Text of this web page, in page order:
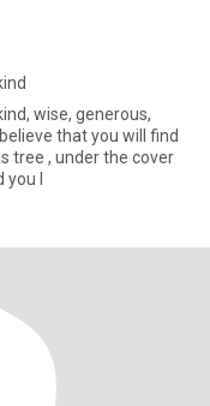
wise, generous,
that you will find
tree , under the cover
need you l